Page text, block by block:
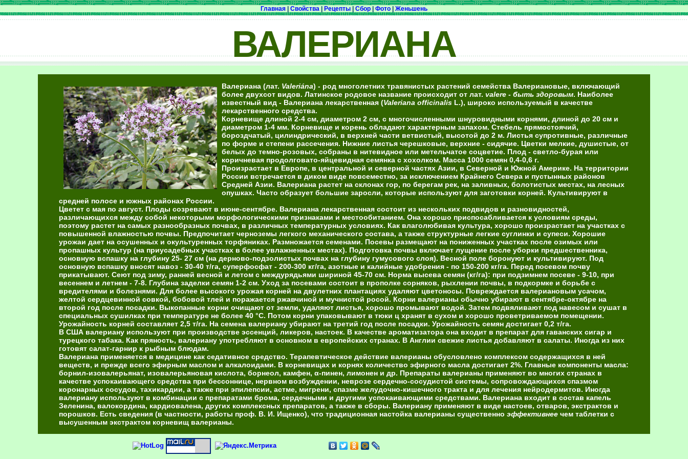
Главная Свойства Рецепты Сбор Фото Женьшень
ВАЛЕРИАНА
Валериана (лат. Valeriána) - род многолетних травянистых растений семейства Валериановые, включающий
более двухсот видов. Латинское родовое название происходит от лат. valere - быть здоровым. Наиболее
известный вид - Валериана лекарственная (Valeriana officinalis L.), широко используемый в качестве
лекарственного средства.
Корневище длиной 2-4 см, диаметром 2 см, с многочисленными шнуровидными корнями, длиной до 20 см и
диаметром 1-4 мм. Корневище и корень обладают характерным запахом. Стебель прямостоячий,
бороздчатый, цилиндрический, в верхней части ветвистый, высотой до 2 м. Листья супротивные, различные
по форме и степени рассечения. Нижние листья черешковые, верхние - сидячие. Цветки мелкие, душистые, от
белых до темно-розовых, собраны в нитевидное или метельчатое соцветие. Плод - светло-бурая или
коричневая продолговато-яйцевидная семянка с хохолком. Масса 1000 семян 0,4-0,6 г.
Произрастает в Европе, в центральной и северной частях Азии, в Северной и Южной Америке. На территории
России встречается в диком виде повсеместно, за исключением Крайнего Севера и пустынных районов
Средней Азии. Валериана растет на склонах гор, по берегам рек, на заливных, болотистых местах, на лесных
опушках. Часто образует большие заросли, которые используют для заготовки корней. Культивируют в
средней полосе и южных районах России.
Цветет с мая по август. Плоды созревают в июне-сентябре. Валериана лекарственная состоит из нескольких подвидов и разновидностей,
различающихся между собой некоторыми морфологическими признаками и местообитанием. Она хорошо приспосабливается к условиям среды,
поэтому растет на самых разнообразных почвах, в различных температурных условиях. Как влаголюбивая культура, хорошо произрастает на участках с
повышенной влажностью почвы. Предпочитает черноземы легкого механического состава, а также структурные легкие суглинки и супеси. Хорошие
урожаи дает на осушенных и окультуренных торфяниках. Размножается семенами. Посевы размещают на пониженных участках после озимых или
пропашных культур (на приусадебных участках в более увлажненных местах). Подготовка почвы включает лущение после уборки предшественника,
основную вспашку на глубину 25- 27 см (на дерново-подзолистых почвах на глубину гумусового слоя). Весной поле боронуют и культивируют. Под
основную вспашку вносят навоз - 30-40 т/га, суперфосфат - 200-300 кг/га, азотные и калийные удобрения - по 150-200 кг/га. Перед посевом почву
прикатывают. Сеют под зиму, ранней весной и летом с междурядьями шириной 45-70 см. Норма высева семян (кг/га): при подзимнем посеве - 9-10, при
весеннем и летнем - 7-8. Глубина заделки семян 1-2 см. Уход за посевами состоит в прополке сорняков, рыхлении почвы, в подкормке и борьбе с
вредителями и болезнями. Для более высокого урожая корней на двулетних плантациях удаляют цветоносы. Повреждается валериановым усачом,
желтой сердцевинной совкой, бобовой тлей и поражается ржавчиной и мучнистой росой. Корни валерианы обычно убирают в сентябре-октябре на
второй год после посадки. Выкопанные корни очищают от земли, удаляют листья, хорошо промывают водой. Затем подвяливают под навесом и сушат в
специальных сушилках при температуре не более 40 °C. Потом корни упаковывают в тюки ц хранят в сухом и хорошо проветриваемом помещении.
Урожайность корней составляет 2,5 т/га. На семена валериану убирают на третий год после посадки. Урожайность семян достигает 0,2 т/га.
В США валериану используют при производстве эссенций, ликеров, настоек. В качестве ароматизатора она входит в препарат для гаванских сигар и
турецкого табака. Как пряность, валериану употребляют в основном в европейских странах. В Англии свежие листья добавляют в салаты. Иногда из них
готовят салат-гарнир к рыбным блюдам.
Валериана применяется в медицине как седативное средство. Терапевтическое действие валерианы обусловлено комплексом содержащихся в ней
веществ, и прежде всего эфирным маслом и алкалоидами. В корневищах и корнях количество эфирного масла достигает 2%. Главные компоненты масла:
борнил-изовалерьянат, изовалерьяновая кислота, борнеол, камфен, α-пинен, лимонен и др. Препараты валерианы применяют во многих странах в
качестве успокаивающего средства при бессоннице, нервном возбуждении, неврозе сердечно-сосудистой системы, сопровождающихся спазмом
коронарных сосудов, тахикардии, а также при эпилепсии, астме, мигрени, спазме желудочно-кишечного тракта и для лечения нейродермитов. Иногда
валериану используют в комбинации с препаратами брома, сердечными и другими успокаивающими средствами. Валериана входит в состав капель
Зеленина, валокордина, кардиовалена, других комплексных препаратов, а также в сборы. Валериану применяют в виде настоев, отваров, экстрактов и
порошков. Есть сведения (в частности, работы проф. В. И. Ищенко), что традиционная настойка валерианы существенно эффективнее чем таблетки с
высушенным экстрактом корневищ валерианы.